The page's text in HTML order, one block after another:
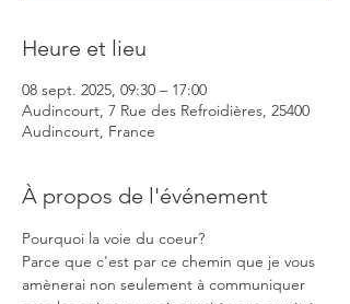
Heure et lieu
08 sept. 2025, 09:30 – 17:00
Audincourt, 7 Rue des Refroidières, 25400
Audincourt, France
À propos de l'événement
Pourquoi la voie du coeur?
Parce que c'est par ce chemin que je vous
amènerai non seulement à communiquer